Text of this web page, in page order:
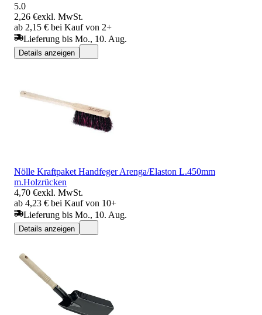
5.0
2,26 €exkl. MwSt.
ab 2,15 € bei Kauf von 2+
Lieferung bis Mo., 10. Aug.
Details anzeigen
Nölle Kraftpaket Handfeger Arenga/Elaston L.450mm
m.Holzrücken
4,70 €exkl. MwSt.
ab 4,23 € bei Kauf von 10+
Lieferung bis Mo., 10. Aug.
Details anzeigen